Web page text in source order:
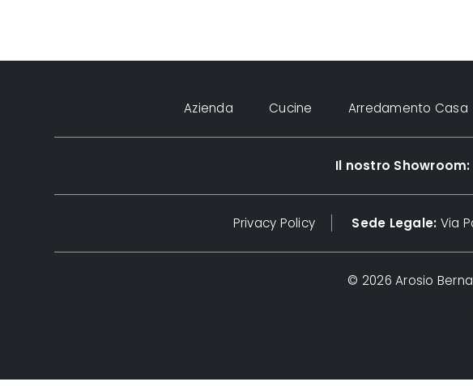
Azienda Cucine Arredamento Casa
Il nostro Showroom:
Privacy Policy Sede Legale: Via
© 2026 Arosio